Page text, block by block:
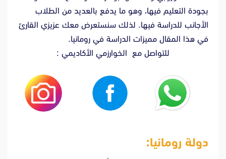
بجودة التعليم فيها، وهو ما يدفع بالعديد من الطلاب
الأجانب للدراسة فيها. لذلك سنستعرض معك عزيزي القارئ
في هذا المقال مميزات الدراسة في رومانيا.
للتواصل مع الخوارزمي الأكاديمي :
دولة رومانيا: